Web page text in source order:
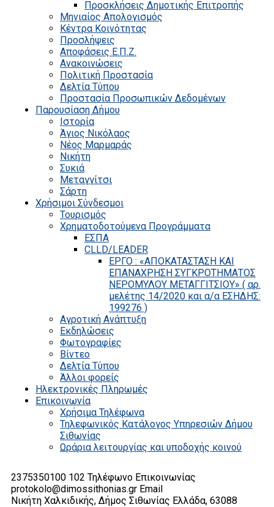
Προσκλήσεις Δημοτικής Επιτροπής
Μηνιαίος Απολογισμός
Κέντρα Κοινότητας
Προσλήψεις
Αποφάσεις Ε.Π.Ζ.
Ανακοινώσεις
Πολιτική Προστασία
Δελτία Τύπου
Προστασία Προσωπικών Δεδομένων
Παρουσίαση Δήμου
Ιστορία
Άγιος Νικόλαος
Νέος Μαρμαράς
Νικήτη
Συκιά
Μεταγγίτσι
Σάρτη
Χρήσιμοι Σύνδεσμοι
Τουρισμός
Χρηματοδοτούμενα Προγράμματα
ΕΣΠΑ
CLLD/LEADER
ΕΡΓΟ : «ΑΠΟΚΑΤΑΣΤΑΣΗ ΚΑΙ
ΕΠΑΝΑΧΡΗΣΗ ΣΥΓΚΡΟΤΗΜΑΤΟΣ
ΝΕΡΟΜΥΛΟΥ ΜΕΤΑΓΓΙΤΣΙΟΥ» ( αρ.
μελέτης 14/2020 και α/α ΕΣΗΔΗΣ:
199276 )
Αγροτική Ανάπτυξη
Εκδηλώσεις
Φωτογραφίες
Βίντεο
Δελτία Τύπου
Άλλοι φορείς
Ηλεκτρονικές Πληρωμές
Επικοινωνία
Χρήσιμα Τηλέφωνα
Τηλεφωνικός Κατάλογος Υπηρεσιών Δήμου
Σιθωνίας
Ωράρια λειτουργίας και υποδοχής κοινού
2375350100 102 Τηλέφωνο Επικοινωνίας
protokolo@dimossithonias.gr Email
Νικήτη Χαλκιδικής, Δήμος Σιθωνίας Ελλάδα, 63088